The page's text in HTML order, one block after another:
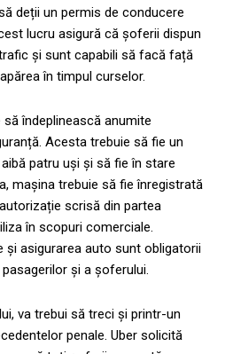
deții un permis de conducere
lucru asigură că șoferii dispun
și sunt capabili să facă față
în timpul curselor.
îndeplinească anumite
Acesta trebuie să fie un
patru uși și să fie în stare
mașina trebuie să fie înregistrată
scrisă din partea
în scopuri comerciale.
și asigurarea auto sunt obligatorii
și a șoferului.
va trebui să treci și printr-un
penale. Uber solicită